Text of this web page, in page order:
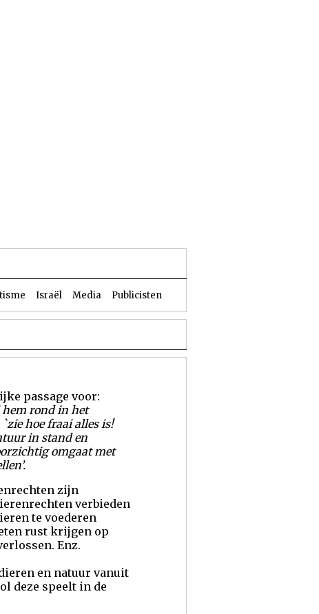
Israël Media Publicisten
passage voor:
hem rond in het
hoe fraai alles is!
in stand en
omgaat met
zijn
verbieden
te voederen
rust krijgen op
Enz.
en natuur vanuit
deze speelt in de